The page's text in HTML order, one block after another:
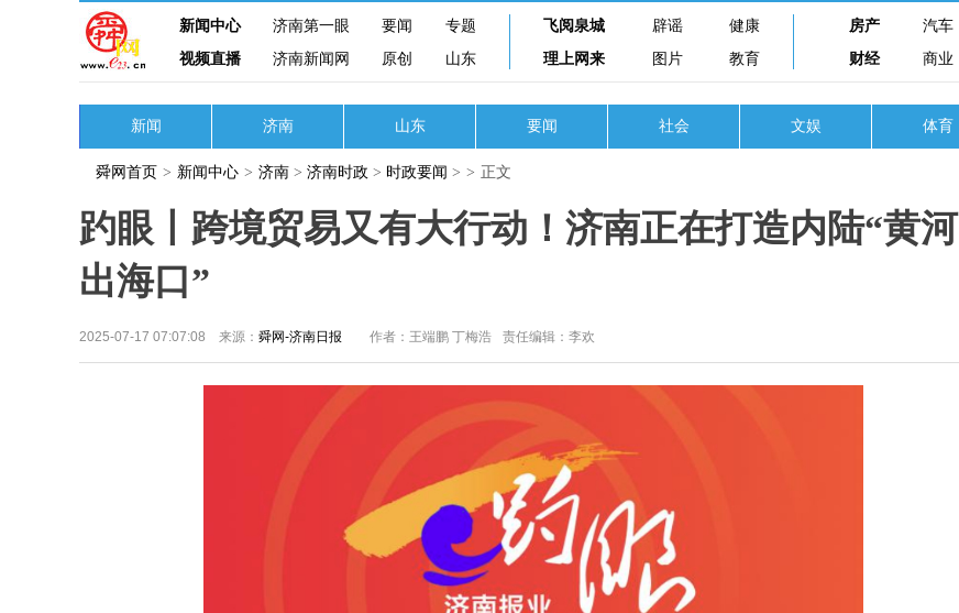
新闻中心 济南第一眼 要闻
专题
视频直播
济南新闻网 原创 山东
飞阅泉城 辟谣
健康
理上网来
图片 教育
房产 汽车
财经
商业
新闻 济南 山东 要闻 社会 文娱 体育
舜网首页 > 新闻中心 > 济南 > 济南时政 > 时政要闻 > > 正文
趵眼丨跨境贸易又有大行动！济南正在打造内陆“黄河
出海口”
2025-07-17 07:07:08 来源： 舜网-济南日报 作者：王端鹏 丁梅浩 责任编辑：李欢